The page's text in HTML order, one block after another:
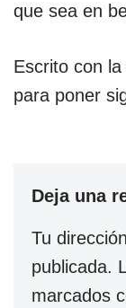
que sea en
Escrito con
para poner
Deja una
Tu
publicada.
marcados